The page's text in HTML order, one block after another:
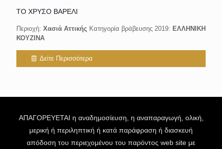
ΤΟ ΧΡΥΣΟ ΒΑΡΕΛΙ
Περιοχή: Χασιά Αττικής Κατηγορία βράβευσης 2019: ΕΛΛΗΝΙΚΗ
ΚΟΥΖΙΝΑ
Δείτε Περισσότερα
ΑΠΑΓΟΡΕΥΕΤΑΙ η αναδημοσίευση, η αναπαραγωγή, ολική,
μερική ή περιληπτική ή κατά παράφραση ή διασκευή
απόδοση του περιεχομένου του παρόντος web site με